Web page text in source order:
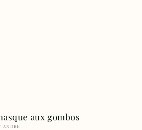
aux gombos
ANDRE